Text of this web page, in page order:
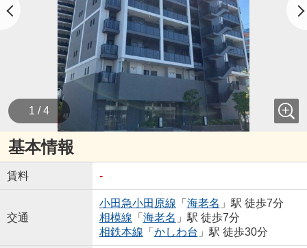
1 / 4
基本情報
賃料 -
交通
小田急小田原線 「 海老名 」駅 徒歩7分
相模線 「 海老名 」駅 徒歩7分
相鉄本線 「 かしわ台 」駅 徒歩30分